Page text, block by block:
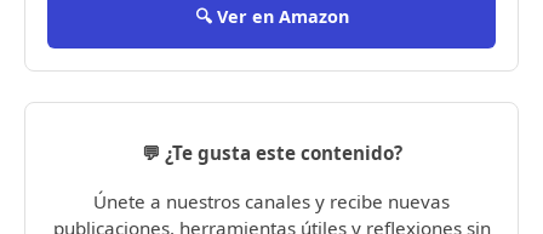
🔍 Ver en Amazon
💬 ¿Te gusta este contenido?
Únete a nuestros canales y recibe nuevas
publicaciones, herramientas útiles y reflexiones sin